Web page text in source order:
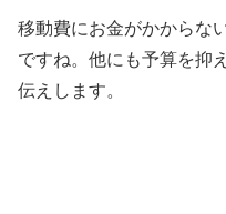
移動費にお金がかからな
ですね。他にも予算を抑
伝えします。